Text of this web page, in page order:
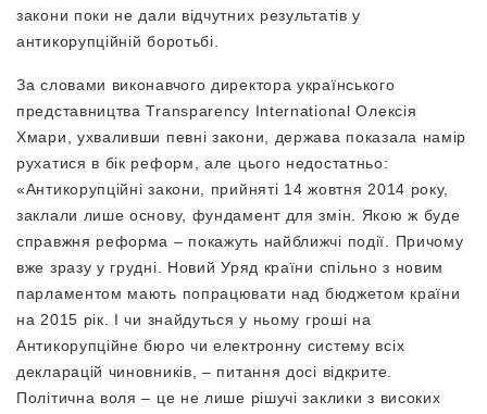
закони поки не дали відчутних результатів у
антикорупційній боротьбі.
За словами виконавчого директора українського
представництва Transparency International Олексія
Хмари, ухваливши певні закони, держава показала намір
рухатися в бік реформ, але цього недостатньо:
«Антикорупційні закони, прийняті 14 жовтня 2014 року,
заклали лише основу, фундамент для змін. Якою ж буде
справжня реформа – покажуть найближчі події. Причому
вже зразу у грудні. Новий Уряд країни спільно з новим
парламентом мають попрацювати над бюджетом країни
на 2015 рік. І чи знайдуться у ньому гроші на
Антикорупційне бюро чи електронну систему всіх
декларацій чиновників, – питання досі відкрите.
Політична воля – це не лише рішучі заклики з високих